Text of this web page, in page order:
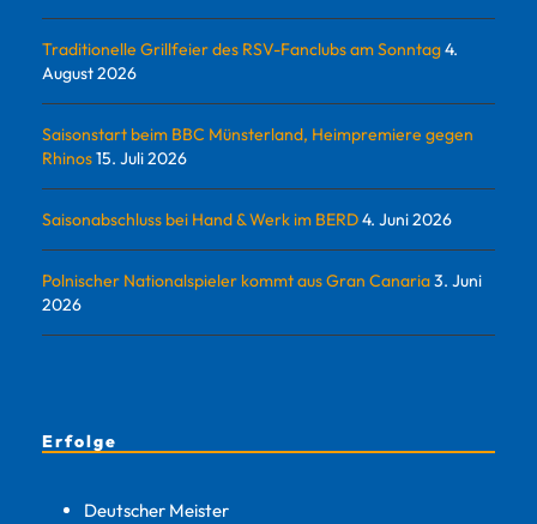
Traditionelle Grillfeier des RSV-Fanclubs am Sonntag4.
August 2026
Saisonstart beim BBC Münsterland, Heimpremiere gegen
Rhinos15. Juli 2026
Saisonabschluss bei Hand & Werk im BERD4. Juni 2026
Polnischer Nationalspieler kommt aus Gran Canaria3. Juni
2026
Erfolge
Deutscher Meister